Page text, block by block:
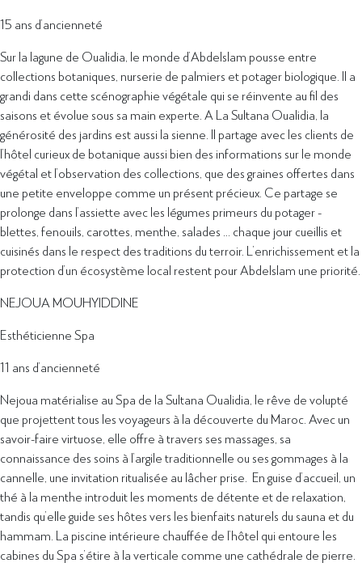
15 ans d’ancienneté
Sur la lagune de Oualidia, le monde d’Abdelslam pousse entre
collections botaniques, nurserie de palmiers et potager biologique. Il a
grandi dans cette scénographie végétale qui se réinvente au fil des
saisons et évolue sous sa main experte. A La Sultana Oualidia, la
générosité des jardins est aussi la sienne. Il partage avec les clients de
l’hôtel curieux de botanique aussi bien des informations sur le monde
végétal et l’observation des collections, que des graines offertes dans
une petite enveloppe comme un présent précieux. Ce partage se
prolonge dans l’assiette avec les légumes primeurs du potager -
blettes, fenouils, carottes, menthe, salades … chaque jour cueillis et
cuisinés dans le respect des traditions du terroir. L’enrichissement et la
protection d’un écosystème local restent pour Abdelslam une priorité.
NEJOUA MOUHYIDDINE
Esthéticienne Spa
11 ans d’ancienneté
Nejoua matérialise au Spa de la Sultana Oualidia, le rêve de volupté
que projettent tous les voyageurs à la découverte du Maroc. Avec un
savoir-faire virtuose, elle offre à travers ses massages, sa
connaissance des soins à l’argile traditionnelle ou ses gommages à la
cannelle, une invitation ritualisée au lâcher prise. En guise d’accueil, un
thé à la menthe introduit les moments de détente et de relaxation,
tandis qu’elle guide ses hôtes vers les bienfaits naturels du sauna et du
hammam. La piscine intérieure chauffée de l’hôtel qui entoure les
cabines du Spa s’étire à la verticale comme une cathédrale de pierre.